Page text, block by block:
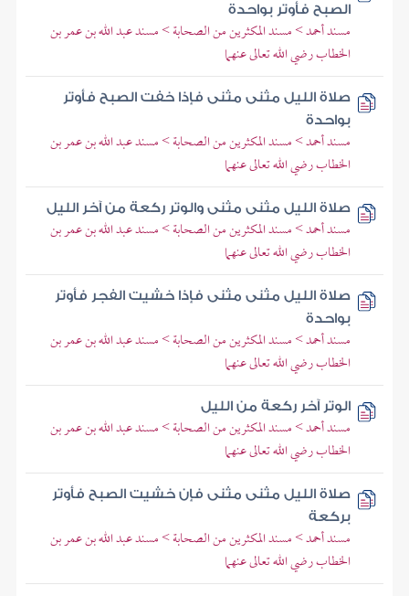
الصبح فأوتر بواحدة
مسند أحمد > مسند المكثرين من الصحابة > مسند عبد الله بن عمر بن
الخطاب رضي الله تعالى عنهما
صلاة الليل مثنى مثنى فإذا خفت الصبح فأوتر
بواحدة
مسند أحمد > مسند المكثرين من الصحابة > مسند عبد الله بن عمر بن
الخطاب رضي الله تعالى عنهما
صلاة الليل مثنى مثنى والوتر ركعة من آخر الليل
مسند أحمد > مسند المكثرين من الصحابة > مسند عبد الله بن عمر بن
الخطاب رضي الله تعالى عنهما
صلاة الليل مثنى مثنى فإذا خشيت الفجر فأوتر
بواحدة
مسند أحمد > مسند المكثرين من الصحابة > مسند عبد الله بن عمر بن
الخطاب رضي الله تعالى عنهما
الوتر آخر ركعة من الليل
مسند أحمد > مسند المكثرين من الصحابة > مسند عبد الله بن عمر بن
الخطاب رضي الله تعالى عنهما
صلاة الليل مثنى مثنى فإن خشيت الصبح فأوتر
بركعة
مسند أحمد > مسند المكثرين من الصحابة > مسند عبد الله بن عمر بن
الخطاب رضي الله تعالى عنهما